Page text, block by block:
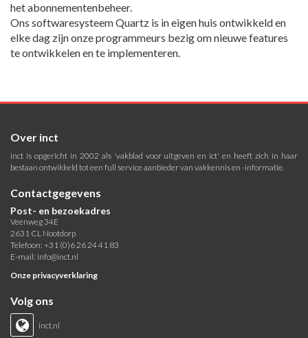
het abonnementenbeheer.
Ons softwaresysteem Quartz is in eigen huis ontwikkeld en
elke dag zijn onze programmeurs bezig om nieuwe features
te ontwikkelen en te implementeren.
Over inct
inct is opgericht in 2002 als 'vakblad voor uitgeven en ict' en heeft zich in haar
bestaan ontwikkeld tot een full service aanbieder van vakkennis en -informatie.
Contactgegevens
Post- en bezoekadres
Veenweg 34E
2631 CL Nootdorp
Telefoon: +31 (0)6 26 24 41 83
E-mail: info@inct.nl
Onze privacyverklaring
Volg ons
inct.nl